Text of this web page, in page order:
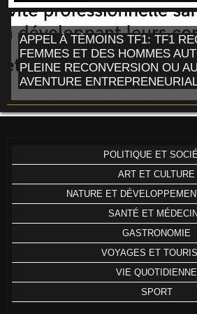
APPEL À TÉMOINS TF1: TF1
FEMMES ET DES HOMMES
PLEINE RECONVERSION OU
AVENTURE
POLITIQUE ET
ART ET CULTURE
NATURE ET
SANTÉ ET
GASTRONOMIE
VOYAGES ET
VIE QUOTIDIENNE
SPORT